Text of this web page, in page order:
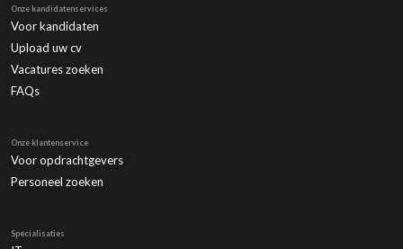
Onze kandidatenservices
Voor kandidaten
Upload uw cv
Vacatures zoeken
FAQs
Onze klantenservice
Voor opdrachtgevers
Personeel zoeken
Specialisaties